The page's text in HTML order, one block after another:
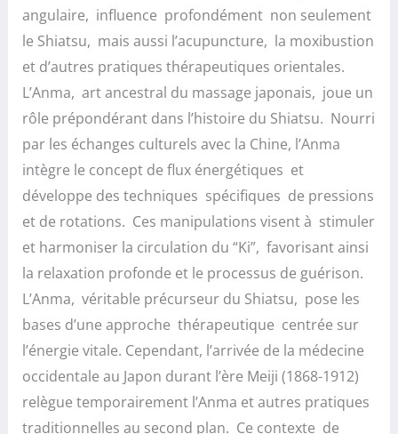
angulaire, influence profondément non seulement
le Shiatsu, mais aussi l’acupuncture, la moxibustion
et d’autres pratiques thérapeutiques orientales.
L’Anma, art ancestral du massage japonais, joue un
rôle prépondérant dans l’histoire du Shiatsu. Nourri
par les échanges culturels avec la Chine, l’Anma
intègre le concept de flux énergétiques et
développe des techniques spécifiques de pressions
et de rotations. Ces manipulations visent à stimuler
et harmoniser la circulation du “Ki”, favorisant ainsi
la relaxation profonde et le processus de guérison.
L’Anma, véritable précurseur du Shiatsu, pose les
bases d’une approche thérapeutique centrée sur
l’énergie vitale. Cependant, l’arrivée de la médecine
occidentale au Japon durant l’ère Meiji (1868-1912)
relègue temporairement l’Anma et autres pratiques
traditionnelles au second plan. Ce contexte de